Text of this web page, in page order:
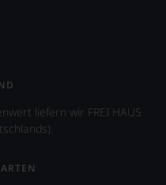
liefern wir FREI HAUS